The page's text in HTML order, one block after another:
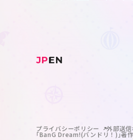
JPEN
プライバシーポリシー 外部送
｢BanG Dream!(バンドリ！)｣著